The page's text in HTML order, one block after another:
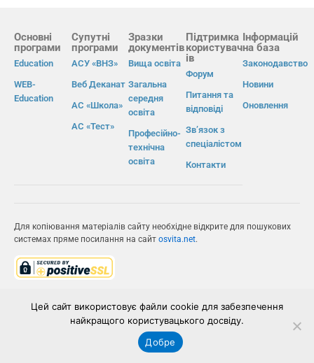
Основні
програми
Education
WEB-
Education
Супутні
програми
АСУ «ВНЗ»
Веб Деканат
АС «Школа»
АС «Тест»
Зразки
документів
Вища освіта
Загальна
середня
освіта
Професійно-
технічна
освіта
Підтримка
користувач
ів
Форум
Питання та
відповіді
Зв’язок з
спеціалістом
Контакти
Інформацій
на база
Законодавство
Новини
Оновлення
Для копіювання матеріалів сайту необхідне відкрите для пошукових
системах пряме посилання на сайт osvita.net.
ІВС «ОСВІТА»
Цей сайт використовує файли cookie для забезпечення
найкращого користувацького досвіду.
Добре